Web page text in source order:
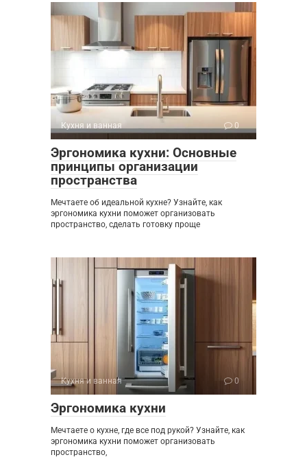
Кухня и ванная 0
Эргономика кухни: Основные
принципы организации
пространства
Мечтаете об идеальной кухне? Узнайте, как
эргономика кухни поможет организовать
пространство, сделать готовку проще
Кухня и ванная 0
Эргономика кухни
Мечтаете о кухне, где все под рукой? Узнайте, как
эргономика кухни поможет организовать
пространство,